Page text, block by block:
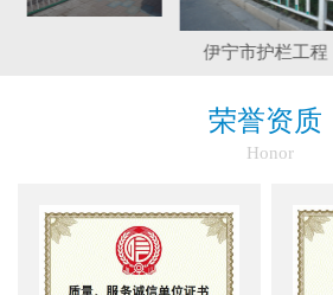
伊宁市护栏工程
荣誉资质
Honor
边框护栏网：新疆金邦伟业以匠心铸...
球场围栏网：守护运动安全的“隐形...